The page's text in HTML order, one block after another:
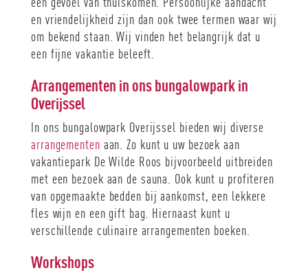
en vriendelijkheid zijn dan ook twee termen waar wij
om bekend staan. Wij vinden het belangrijk dat u
een fijne vakantie beleeft.
Arrangementen in onsbungalowparkin
Overijssel
In ons bungalowpark Overijssel bieden wij diverse
arrangementen aan. Zo kunt u uw bezoek aan
vakantiepark De Wilde Roos bijvoorbeeld uitbreiden
met een bezoek aan de sauna. Ook kunt u profiteren
van opgemaakte bedden bij aankomst, een lekkere
fles wijn en een gift bag. Hiernaast kunt u
verschillende culinaire arrangementen boeken.
Workshops